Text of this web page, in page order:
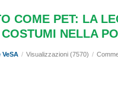
COME PET: LA
NELLA
VeSA / Visualizzazioni (7570) /